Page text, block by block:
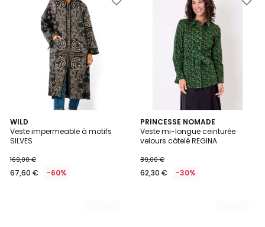
WILD
Veste impermeable à motifs
SILVES
169,00 €
67,60 € -60%
3
Couleurs
PRINCESSE NOMADE
Veste mi-longue ceinturée
velours côtelé REGINA
89,00 €
62,30 € -30%
3
Couleurs